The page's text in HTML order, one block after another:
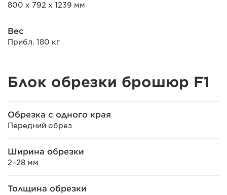
800 x 792 x 1239 мм
Вес
Прибл. 180 кг
Блок обрезки брошюр F1
Обрезка с одного края
Передний обрез
Ширина обрезки
2–28 мм
Толщина обрезки